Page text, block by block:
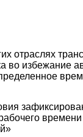
отраслях
во избежание